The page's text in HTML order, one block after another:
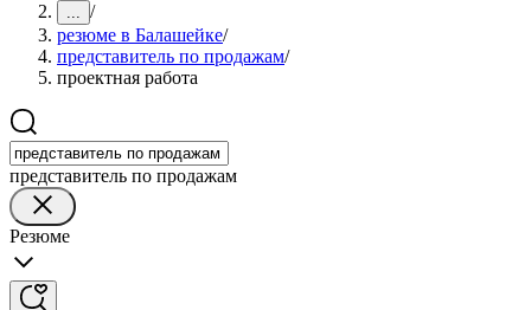
... /
резюме в Балашейке/
представитель по продажам/
проектная работа
представитель по продажам
Резюме